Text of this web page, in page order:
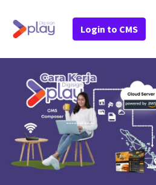
Login to CMS